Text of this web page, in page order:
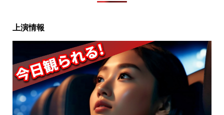
上演情報